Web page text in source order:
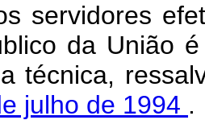
servidores
da União
técnica,
julho de 1994 .